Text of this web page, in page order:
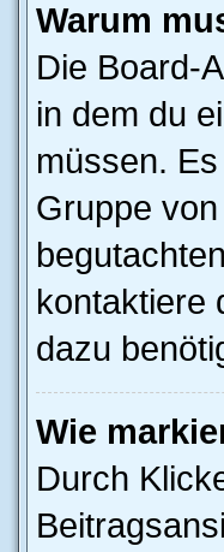
Warum
Die Board-
in dem du
müssen.
Gruppe
kontaktiere
dazu
Wie
Durch